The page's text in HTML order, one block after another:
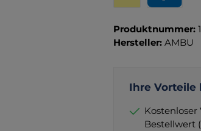
Produktnummer:
Hersteller: AMBU
Ihre Vorteile
Kostenloser
Bestellwert